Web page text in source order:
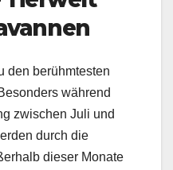
den berühmtesten
während
zwischen Juli und
durch die
dieser Monate